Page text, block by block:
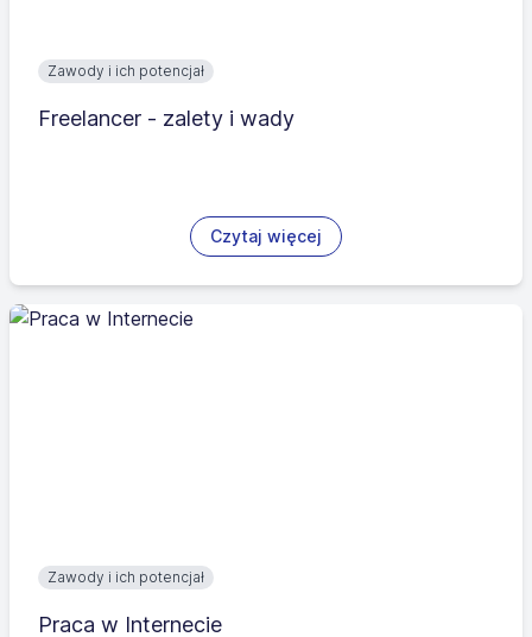
Zawody i ich potencjał
Freelancer - zalety i wady
Czytaj więcej
Zawody i ich potencjał
Praca w Internecie